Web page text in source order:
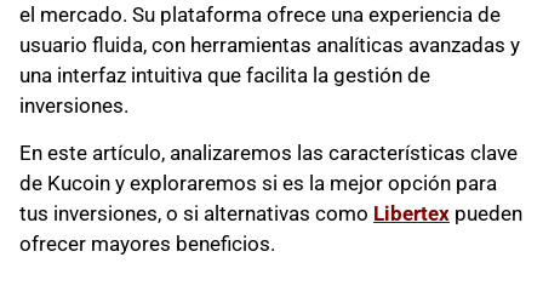
el mercado. Su plataforma ofrece una experiencia de
usuario fluida, con herramientas analíticas avanzadas y
una interfaz intuitiva que facilita la gestión de
inversiones.
En este artículo, analizaremos las características clave
de Kucoin y exploraremos si es la mejor opción para
tus inversiones, o si alternativas como Libertex pueden
ofrecer mayores beneficios.